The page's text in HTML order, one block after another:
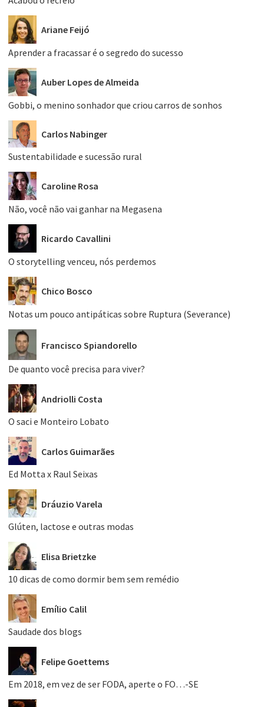
Ariane Feijó
Aprender a fracassar é o segredo do sucesso
Auber Lopes de Almeida
Gobbi, o menino sonhador que criou carros de sonhos
Carlos Nabinger
Sustentabilidade e sucessão rural
Caroline Rosa
Não, você não vai ganhar na Megasena
Ricardo Cavallini
O storytelling venceu, nós perdemos
Chico Bosco
Notas um pouco antipáticas sobre Ruptura (Severance)
Francisco Spiandorello
De quanto você precisa para viver?
Andriolli Costa
O saci e Monteiro Lobato
Carlos Guimarães
Ed Motta x Raul Seixas
Dráuzio Varela
Glúten, lactose e outras modas
Elisa Brietzke
10 dicas de como dormir bem sem remédio
Emílio Calil
Saudade dos blogs
Felipe Goettems
Em 2018, em vez de ser FODA, aperte o FO…-SE